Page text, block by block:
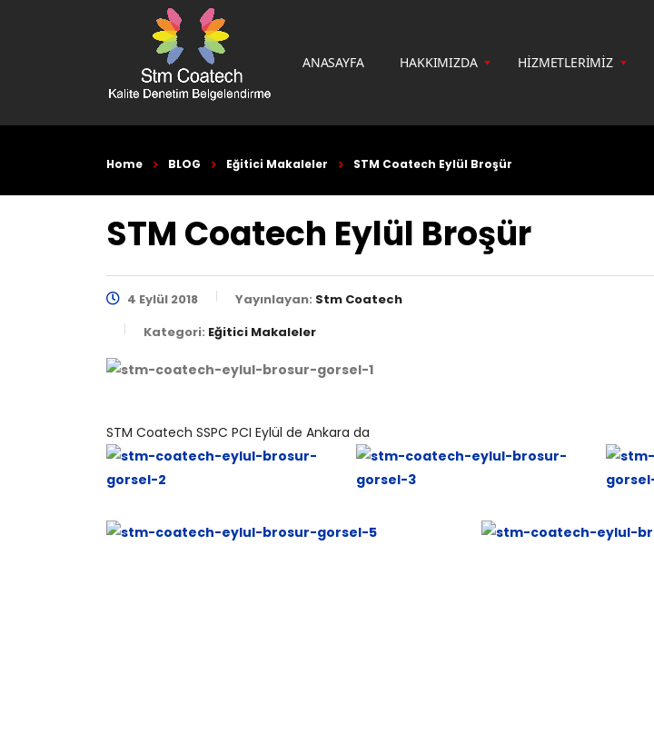
ANASAYFA HAKKIMIZDA HİZMETLERİMİZ
Home BLOG Eğitici Makaleler STM Coatech Eylül Broşür
STM Coatech Eylül Broşür
4 Eylül 2018 Yayınlayan: Stm Coatech
Kategori: Eğitici Makaleler
STM Coatech SSPC PCI Eylül de Ankara da